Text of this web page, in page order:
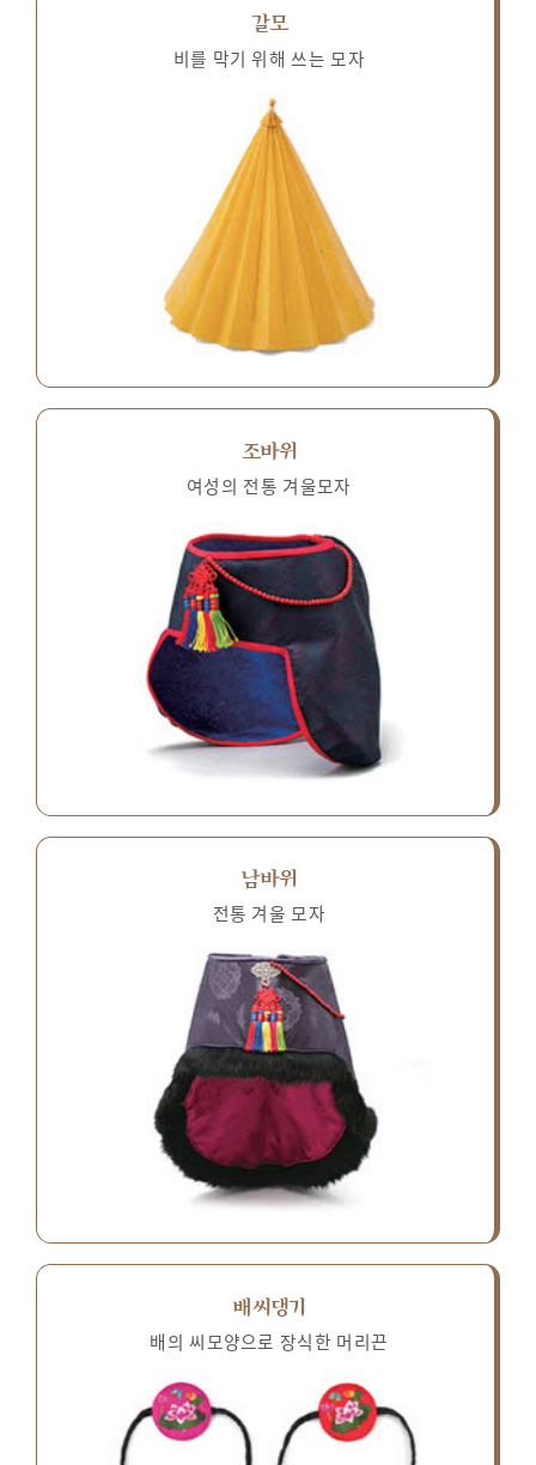
갈모
비를 막기 위해 쓰는 모자
조바위
여성의 전통 겨울모자
남바위
전통 겨울 모자
배씨댕기
배의 씨모양으로 장식한 머리끈